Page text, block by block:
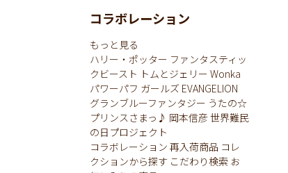
コラボレーション
もっと見る
ハリー・ポッター ファンタスティッ
クビースト トムとジェリー Wonka
パワーパフ ガールズ EVANGELION
グランブルーファンタジー うたの☆
プリンスさまっ♪ 岡本信彦世界難民
の日プロジェクト
コラボレーション 再入荷商品 コレ
クションから探す こだわり検索 お